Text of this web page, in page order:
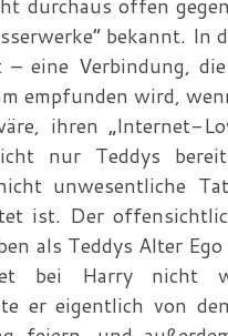
bekannt. In
eine Verbindung,
empfunden wird,
ihren „Internet-
nur Teddys
unwesentliche
ist. Der
als Teddys Alter
bei Harry nicht
er eigentlich von